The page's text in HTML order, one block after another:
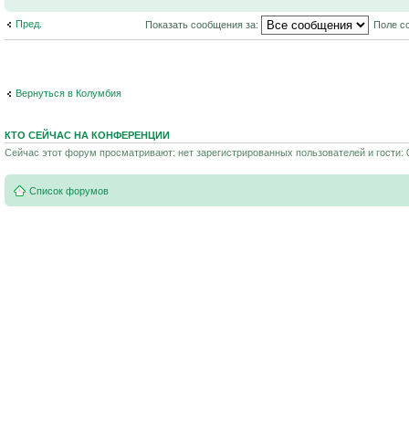
Пред. Показать сообщения за: Поле
Вернуться в Колумбия
КТО СЕЙЧАС НА КОНФЕРЕНЦИИ
Сейчас этот форум просматривают: нет зарегистрированных пользователей и гости:
Список форумов